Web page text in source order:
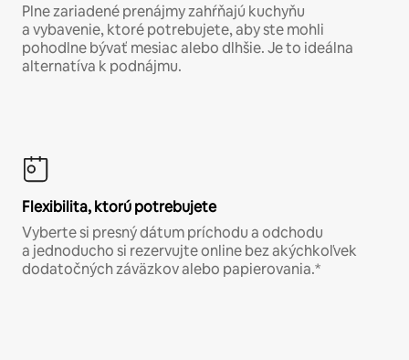
Plne zariadené prenájmy zahŕňajú kuchyňu
a vybavenie, ktoré potrebujete, aby ste mohli
pohodlne bývať mesiac alebo dlhšie. Je to ideálna
alternatíva k podnájmu.
Flexibilita, ktorú potrebujete
Vyberte si presný dátum príchodu a odchodu
a jednoducho si rezervujte online bez akýchkoľvek
dodatočných záväzkov alebo papierovania.*